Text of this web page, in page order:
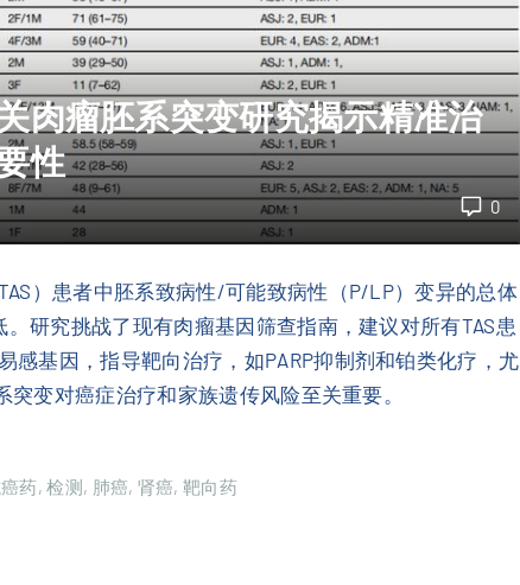
肉瘤胚系突变研究揭示精准治
性
0
）患者中胚系致病性/可能致病性（P/LP）变异的总体
研究挑战了现有肉瘤基因筛查指南，建议对所有TAS患
感基因，指导靶向治疗，如PARP抑制剂和铂类化疗，尤
变对癌症治疗和家族遗传风险至关重要。
药 检测 肺癌 肾癌 靶向药